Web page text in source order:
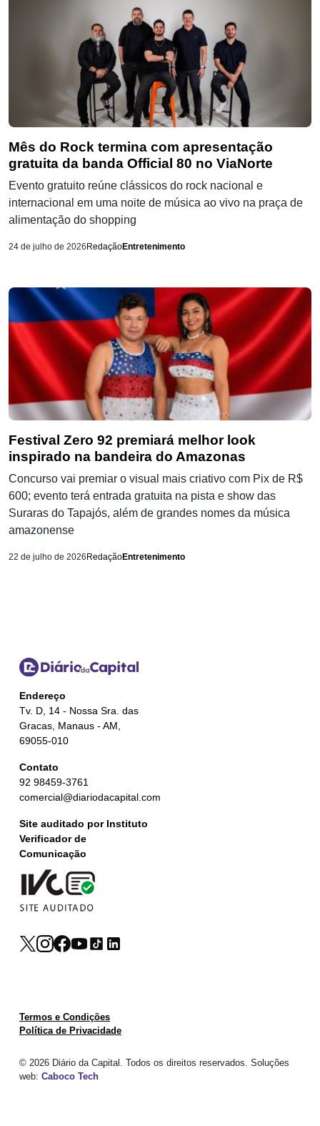
Mês do Rock termina com apresentação
gratuita da banda Official 80 no ViaNorte
Evento gratuito reúne clássicos do rock nacional e
internacional em uma noite de música ao vivo na praça de
alimentação do shopping
24 de julho de 2026 RedaçãoEntretenimento
Festival Zero 92 premiará melhor look
inspirado na bandeira do Amazonas
Concurso vai premiar o visual mais criativo com Pix de R$
600; evento terá entrada gratuita na pista e show das
Suraras do Tapajós, além de grandes nomes da música
amazonense
22 de julho de 2026 RedaçãoEntretenimento
Endereço
Tv. D, 14 - Nossa Sra. das
Gracas, Manaus - AM,
69055-010
Contato
92 98459-3761
comercial@diariodacapital.com
Site auditado por Instituto
Verificador de
Comunicação
© 2026 Diário da Capital. Todos os direitos reservados. Soluções
web: Caboco Tech
Termos e Condições
Política de Privacidade